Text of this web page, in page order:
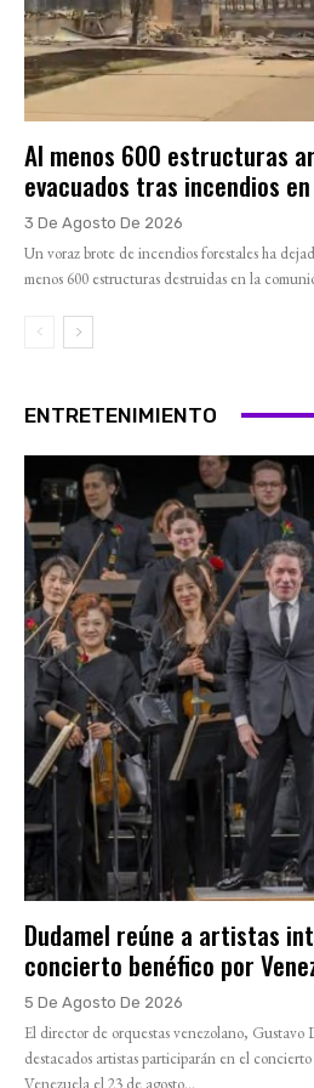
Al menos 600 estructuras
evacuados tras incendios
3 De Agosto De 2026
Un voraz brote de incendios forestales ha
menos 600 estructuras destruidas en la
ENTRETENIMIENTO
Dudamel reúne a artistas
concierto benéfico por
5 De Agosto De 2026
El director de orquestas venezolano,
destacados artistas participarán en el
Venezuela el 23 de agosto...